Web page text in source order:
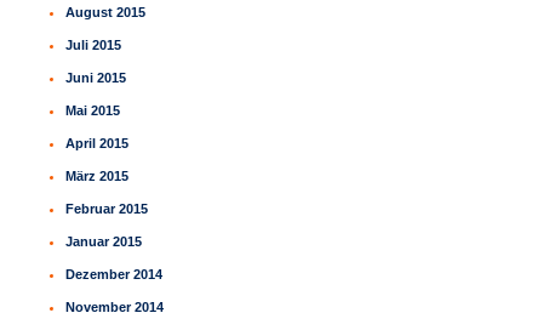
August 2015
Juli 2015
Juni 2015
Mai 2015
April 2015
März 2015
Februar 2015
Januar 2015
Dezember 2014
November 2014